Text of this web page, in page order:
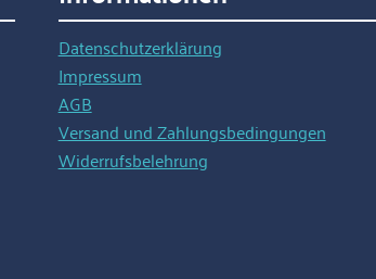
Datenschutzerklärung
Impressum
AGB
Versand und Zahlungsbedingungen
Widerrufsbelehrung